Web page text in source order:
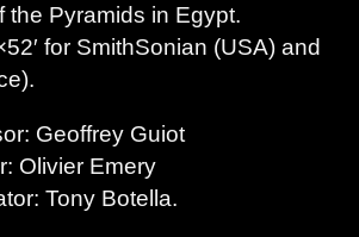
the Pyramids in Egypt.
for SmithSonian (USA) and
Geoffrey Guiot
Olivier Emery
Tony Botella.